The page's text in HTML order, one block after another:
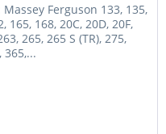
Ferguson 133, 135,
165, 168, 20C, 20D, 20F,
265, 265 S (TR), 275,
365,...